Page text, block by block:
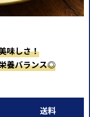
味しさ！
養バランス◎
送料